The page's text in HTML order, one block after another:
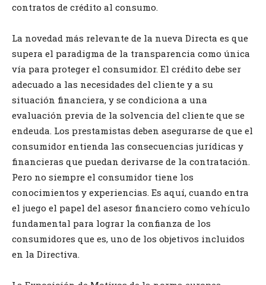
contratos de crédito al consumo.
La novedad más relevante de la nueva Directa es que
supera el paradigma de la transparencia como única
vía para proteger el consumidor. El crédito debe ser
adecuado a las necesidades del cliente y a su
situación financiera, y se condiciona a una
evaluación previa de la solvencia del cliente que se
endeuda. Los prestamistas deben asegurarse de que el
consumidor entienda las consecuencias jurídicas y
financieras que puedan derivarse de la contratación.
Pero no siempre el consumidor tiene los
conocimientos y experiencias. Es aquí, cuando entra
el juego el papel del asesor financiero como vehículo
fundamental para lograr la confianza de los
consumidores que es, uno de los objetivos incluidos
en la Directiva.